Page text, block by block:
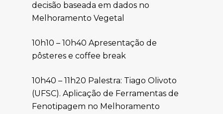
decisão baseada em dados no
Melhoramento Vegetal
10h10 – 10h40 Apresentação de
pôsteres e coffee break
10h40 – 11h20 Palestra: Tiago Olivoto
(UFSC). Aplicação de Ferramentas de
Fenotipagem no Melhoramento